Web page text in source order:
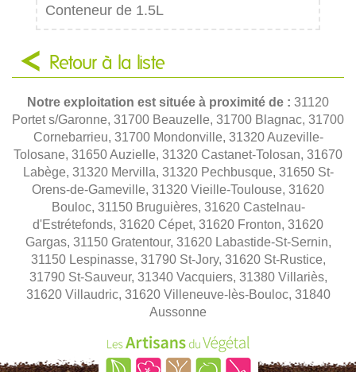
Conteneur de 1.5L
Retour à la liste
Notre exploitation est située à proximité de : 31120
Portet s/Garonne, 31700 Beauzelle, 31700 Blagnac, 31700
Cornebarrieu, 31700 Mondonville, 31320 Auzeville-
Tolosane, 31650 Auzielle, 31320 Castanet-Tolosan, 31670
Labège, 31320 Mervilla, 31320 Pechbusque, 31650 St-
Orens-de-Gameville, 31320 Vieille-Toulouse, 31620
Bouloc, 31150 Bruguières, 31620 Castelnau-
d'Estrétefonds, 31620 Cépet, 31620 Fronton, 31620
Gargas, 31150 Gratentour, 31620 Labastide-St-Sernin,
31150 Lespinasse, 31790 St-Jory, 31620 St-Rustice,
31790 St-Sauveur, 31340 Vacquiers, 31380 Villariès,
31620 Villaudric, 31620 Villeneuve-lès-Bouloc, 31840
Aussonne